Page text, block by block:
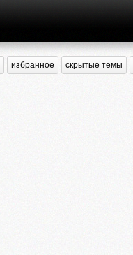
избранное скрытые темы